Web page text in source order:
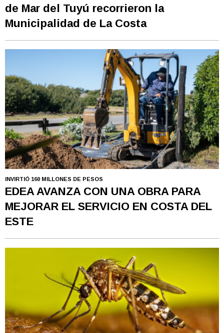
de Mar del Tuyú recorrieron la
Municipalidad de La Costa
INVIRTIÓ 160 MILLONES DE PESOS
EDEA AVANZA CON UNA OBRA PARA
MEJORAR EL SERVICIO EN COSTA DEL
ESTE